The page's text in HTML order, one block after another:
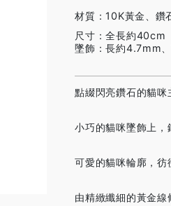
材質：10K黃金、
尺寸：全長約40cm
墜飾：長約4.7mm
點綴閃亮鑽石的貓咪
小巧的貓咪墜飾上，
可愛的貓咪輪廓，彷
由精緻纖細的黃金線